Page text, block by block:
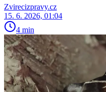
Zvirecizpravy.cz
15. 6. 2026, 01:04
4 min